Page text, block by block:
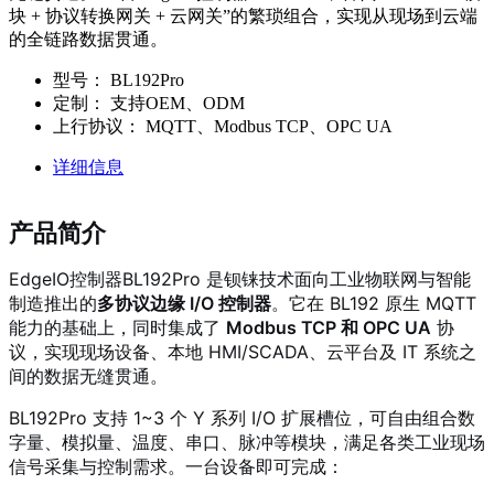
块 + 协议转换网关 + 云网关”的繁琐组合，实现从现场到云端
的全链路数据贯通。
型号：
BL192Pro
定制：
支持OEM、ODM
上行协议：
MQTT、Modbus TCP、OPC UA
详细信息
产品简介
EdgeIO控制器BL192Pro 是钡铼技术面向工业物联网与智能
制造推出的多协议边缘 I/O 控制器。它在 BL192 原生 MQTT
能力的基础上，同时集成了 Modbus TCP 和 OPC UA 协
议，实现现场设备、本地 HMI/SCADA、云平台及 IT 系统之
间的数据无缝贯通。
BL192Pro 支持 1~3 个 Y 系列 I/O 扩展槽位，可自由组合数
字量、模拟量、温度、串口、脉冲等模块，满足各类工业现场
信号采集与控制需求。一台设备即可完成：